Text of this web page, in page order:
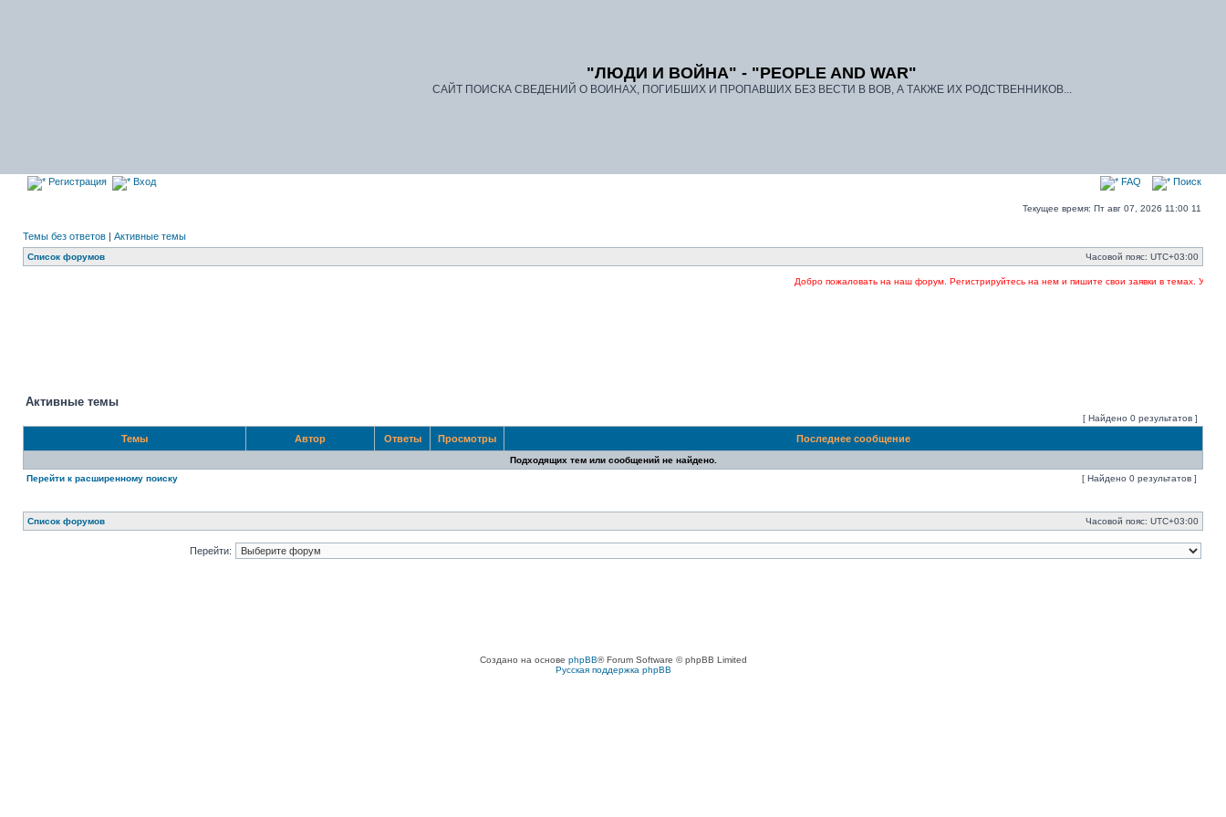
"ЛЮДИ И ВОЙНА" - "PEOPLE AND WAR"
САЙТ ПОИСКА СВЕДЕНИЙ О ВОИНАХ, ПОГИБШИХ И ПРОПАВШИХ БЕЗ ВЕСТИ В ВОВ, А ТАКЖЕ ИХ РОДСТВЕННИКОВ...
Регистрация Вход FAQ Поиск
Текущее время: Пт авг 07, 2026 11:00 11
Темы без ответов | Активные темы
Список форумов Часовой пояс: UTC+03:00
Добро пожаловать на наш форум. Регистрируйтесь на нем и пишите свои заявки в темах.
Активные темы
[ Найдено 0 результатов ]
Темы Автор Ответы Просмотры Последнее сообщение
Подходящих тем или сообщений не найдено.
Перейти к расширенному поиску
[ Найдено 0 результатов ]
Список форумов Часовой пояс: UTC+03:00
Перейти:
Создано на основе phpBB® Forum Software © phpBB Limited
Русская поддержка phpBB